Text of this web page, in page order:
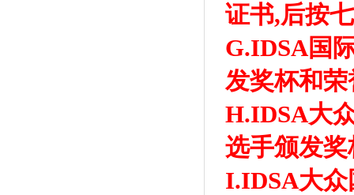
证书,后按
G.IDSA国
发奖杯和
H.IDSA大
选手颁发
I.IDSA大众